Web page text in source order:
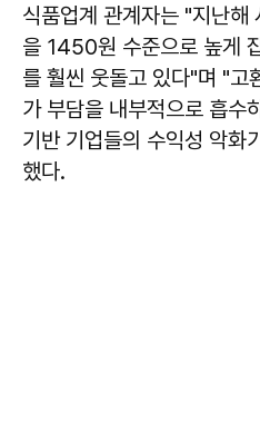
식품업계 관계자는 "지난해
을 1450원 수준으로 높게
를 훨씬 웃돌고 있다"며 "고
가 부담을 내부적으로 흡수
기반 기업들의 수익성 악화
했다.